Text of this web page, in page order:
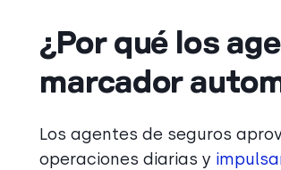
¿Por qué los
marcador
Los agentes de seguros
operaciones diarias y